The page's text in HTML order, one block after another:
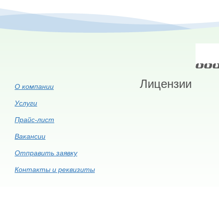
О компании
Услуги
Прайс-лист
Вакансии
Отправить заявку
Контакты и реквизиты
Лицензии